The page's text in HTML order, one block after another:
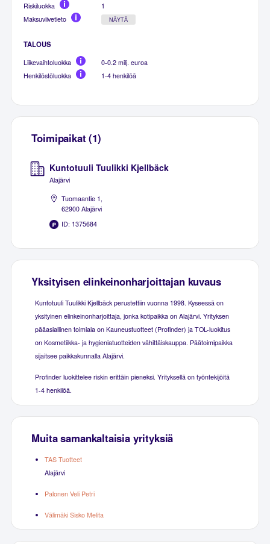
Riskiluokka
1
Maksuviivetieto
NÄYTÄ
TALOUS
Liikevaihtoluokka
0-0.2 milj. euroa
Henkilöstöluokka
1-4 henkilöä
Toimipaikat (1)
Kuntotuuli Tuulikki Kjellbäck
Alajärvi
Tuomaantie 1,
62900 Alajärvi
ID: 1375684
Yksityisen elinkeinonharjoittajan kuvaus
Kuntotuuli Tuulikki Kjellbäck perustettiin vuonna 1998. Kyseessä on
yksityinen elinkeinonharjoittaja, jonka kotipaikka on Alajärvi. Yrityksen
pääasiallinen toimiala on Kauneustuotteet (Profinder) ja TOL-luokitus
on Kosmetiikka- ja hygieniatuotteiden vähittäiskauppa. Päätoimipaikka
sijaitsee paikkakunnalla Alajärvi.
Profinder luokittelee riskin erittäin pieneksi. Yrityksellä on työntekijöitä
1-4 henkilöä.
Muita samankaltaisia yrityksiä
TAS Tuotteet
Alajärvi
Palonen Veli Petri
Välimäki Sisko Melita